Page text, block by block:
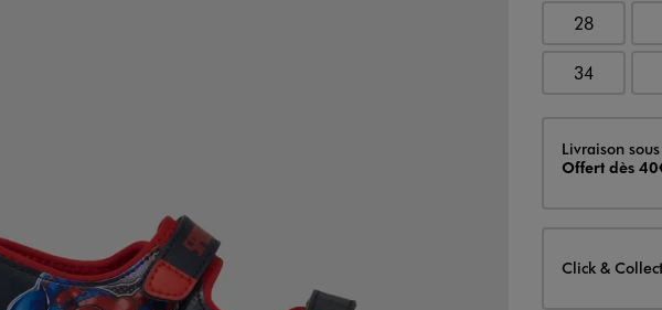
28
34
Livraison
Livraison
Offert dès
Click &